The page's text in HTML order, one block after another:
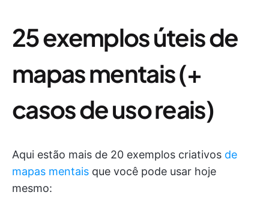
25 exemplos úteis de
mapas mentais (+
casos de uso reais)
Aqui estão mais de 20 exemplos criativos de
mapas mentais que você pode usar hoje
mesmo: